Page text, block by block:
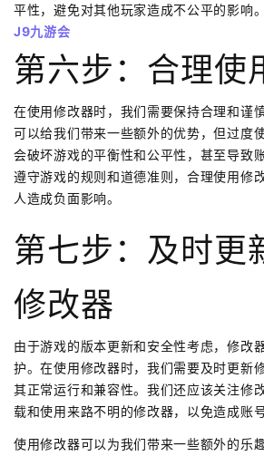
平性，避免对其他玩家造成不公平的影响。
J9九游会
第六步：合理使
在使用修改器时，我们需要保持合理和谨
可以给我们带来一些额外的优势，但过度
会破坏游戏的平衡性和公平性，甚至导致
遵守游戏的规则和道德准则，合理使用修
人造成负面影响。
第七步：及时更
修改器
由于游戏的版本更新和安全性考虑，修改
护。在使用修改器时，我们需要及时更新
其正常运行和兼容性。我们还应该关注修
载和使用来路不明的修改器，以免造成账
使用修改器可以为我们带来一些额外的乐